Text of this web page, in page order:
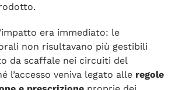
era immediato: le
non risultavano più gestibili
da scaffale nei circuiti del
l’accesso veniva legato alle regole